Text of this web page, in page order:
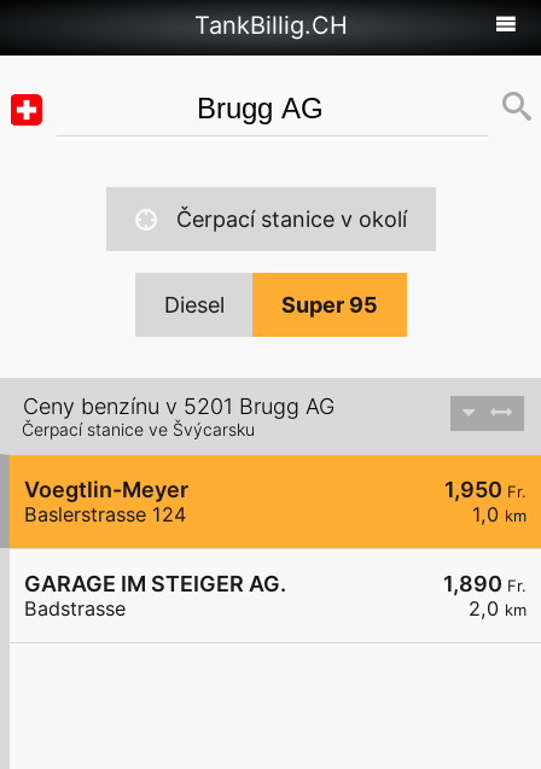
TankBillig.CH
Čerpací stanice v okolí
Diesel Super 95
Ceny benzínu v 5201 Brugg AG
Čerpací stanice ve Švýcarsku
1,950 Fr.
1,0 km
Voegtlin-Meyer
Baslerstrasse 124
1,890 Fr.
2,0 km
GARAGE IM STEIGER AG.
Badstrasse